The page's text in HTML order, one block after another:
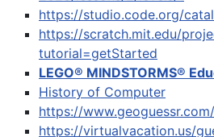
https://studio.code.org/
https://scratch.mit.edu/
tutorial=getStarted
LEGO® MINDSTORMS®
History of Computer
https://www.geoguessr.com/
https://virtualvacation.us/